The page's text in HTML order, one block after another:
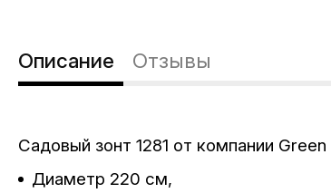
Описание Отзывы
Садовый зонт 1281 от компании
Диаметр 220 см,